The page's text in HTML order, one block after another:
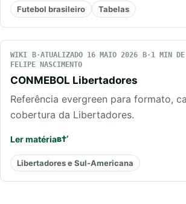
Futebol brasileiro Tabelas
WIKI ATUALIZADO 16 MAIO 2026
1 MIN
FELIPE NASCIMENTO
CONMEBOL Libertadores
Referência evergreen para formato,
cobertura da Libertadores.
Ler matéria
Libertadores e Sul-Americana